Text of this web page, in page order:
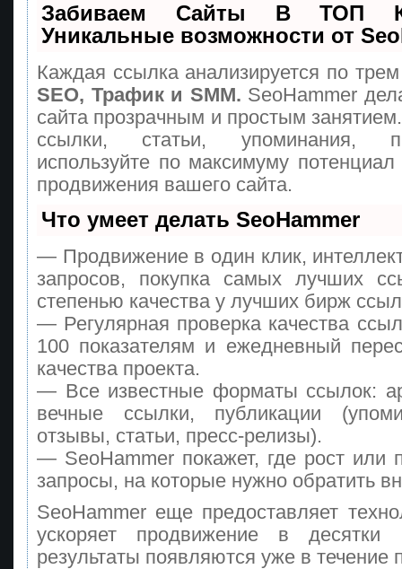
Забиваем Сайты В ТОП
Уникальные возможности от
Каждая ссылка анализируется по
SEO, Трафик и SMM. SeoHammer
сайта прозрачным и простым
ссылки, статьи, упоминания,
используйте по максимуму
продвижения вашего сайта.
Что умеет делать SeoHammer
— Продвижение в один клик,
запросов, покупка самых лучших
степенью качества у лучших бирж
— Регулярная проверка качества
100 показателям и ежедневный
качества проекта.
— Все известные форматы ссылок:
вечные ссылки, публикации
отзывы, статьи, пресс-релизы).
— SeoHammer покажет, где рост или
запросы, на которые нужно обратить
SeoHammer еще предоставляет
ускоряет продвижение в
результаты появляются уже в течение